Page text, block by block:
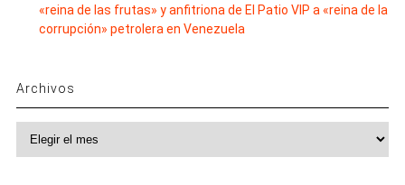
«reina de las frutas» y anfitriona de El Patio VIP a «reina de la
corrupción» petrolera en Venezuela
Archivos